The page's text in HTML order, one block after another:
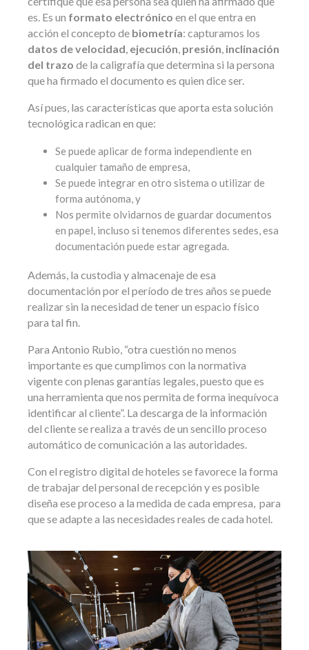
es. Es un formato electrónico en el que entra en
acción el concepto de biometría: capturamos los
datos de velocidad, ejecución, presión, inclinación
del trazo de la caligrafía que determina si la persona
que ha firmado el documento es quien dice ser.
Así pues, las características que aporta esta solución
tecnológica radican en que:
Se puede aplicar de forma independiente en
cualquier tamaño de empresa,
Se puede integrar en otro sistema o utilizar de
forma autónoma, y
Nos permite olvidarnos de guardar documentos
en papel, incluso si tenemos diferentes sedes, esa
documentación puede estar agregada.
Además, la custodia y almacenaje de esa
documentación por el período de tres años se puede
realizar sin la necesidad de tener un espacio físico
para tal fin.
Para Antonio Rubio, “otra cuestión no menos
importante es que cumplimos con la normativa
vigente con plenas garantías legales, puesto que es
una herramienta que nos permita de forma inequívoca
identificar al cliente”. La descarga de la información
del cliente se realiza a través de un sencillo proceso
automático de comunicación a las autoridades.
Con el registro digital de hoteles se favorece la forma
de trabajar del personal de recepción y es posible
diseña ese proceso a la medida de cada empresa, para
que se adapte a las necesidades reales de cada hotel.